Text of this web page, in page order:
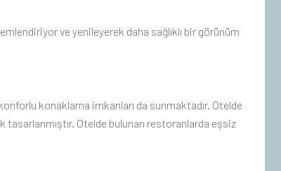
ve yenileyerek daha sağlıklı bir görünüm
konaklama imkanları da sunmaktadır. Otelde
tasarlanmıştır. Otelde bulunan restoranlarda eşsiz